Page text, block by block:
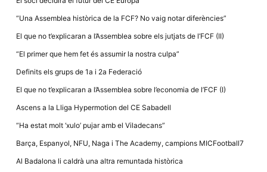
“Una Assemblea històrica de la FCF? No vaig notar diferències”
El que no t’explicaran a l’Assemblea sobre els jutjats de l’FCF (II)
“El primer que hem fet és assumir la nostra culpa”
Definits els grups de 1a i 2a Federació
El que no t’explicaran a l’Assemblea sobre l’economia de l’FCF (I)
Ascens a la Lliga Hypermotion del CE Sabadell
“Ha estat molt ‘xulo’ pujar amb el Viladecans”
Barça, Espanyol, NFU, Naga i The Academy, campions MICFootball7
Al Badalona li caldrà una altra remuntada històrica
d'usuari
Alguns
components
tècnics del
nostre lloc web
emmagatzemen
permeten que el
bé com sigui
rebutja
cookies
algunes
funcionalitats